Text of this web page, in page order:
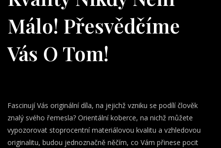
Málo! Přesvědčíme
Vás O Tom!
Fascinují Vás originální díla, na jejichž vzniku se podílí člověk
znalý svého řemesla? Orientální koberce, na nichž můžete
vypozorovat stoprocentní materiálovou kvalitu a vzhledovou
originalitu, budou jednoznačně něčím, co Vám přinese pocit